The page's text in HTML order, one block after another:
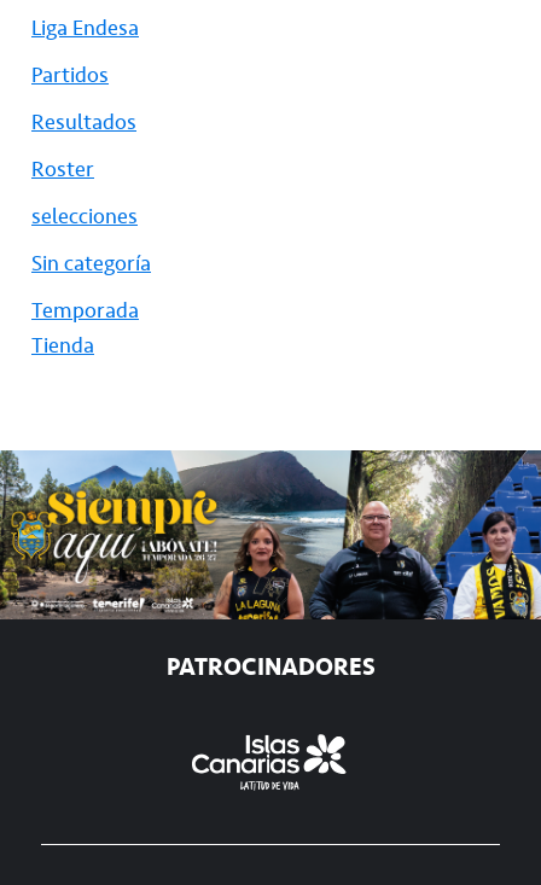
Liga Endesa
Partidos
Resultados
Roster
selecciones
Sin categoría
Temporada
Tienda
PATROCINADORES